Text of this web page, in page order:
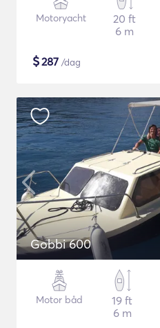
Motoryacht
20 ft
6 m
$287 /dag
Gobbi 600
Motor båd
19 ft
6 m